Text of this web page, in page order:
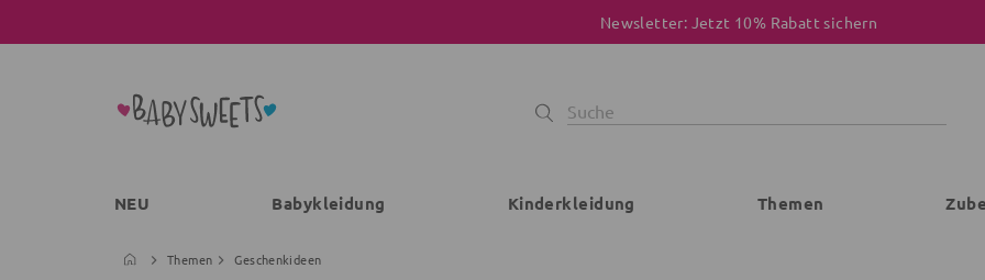
Newsletter: Jetzt 10% Rabatt sichern
NEU Babykleidung Kinderkleidung Themen
Themen Geschenkideen